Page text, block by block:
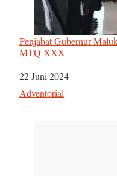
Penjabat Gubernur
MTQ XXX
Tanggal
22 Juni 2024
Sehubungan dengan
Adventorial